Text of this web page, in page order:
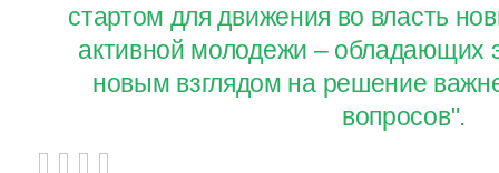
стартом для движения во власть
активной молодежи – обладающих
новым взглядом на решение
вопросов".